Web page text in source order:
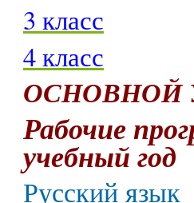
3 класс
4 класс
ОСНОВНОЙ
Рабочие
учебный год
Русский язык